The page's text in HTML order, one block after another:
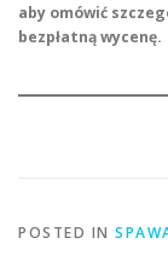
aby omówić
bezpłatną wycenę.
POSTED IN